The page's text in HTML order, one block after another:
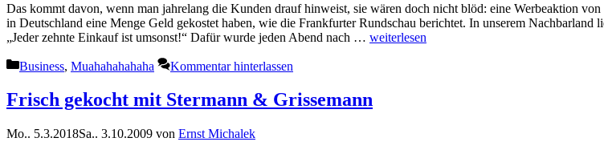
Das kommt davon, wenn man jahrelang die Kunden drauf hinweist, sie wären doch nicht blöd: eine Werbeaktion
in Deutschland eine Menge Geld gekostet haben, wie die Frankfurter Rundschau berichtet. In unserem Nachbarland
„Jeder zehnte Einkauf ist umsonst!“ Dafür wurde jeden Abend nach … weiterlesen
Kategorien
Business, Muahahahahaha Kommentar hinterlassen
Frisch gekocht mit Stermann & Grissemann
Mo.. 5.3.2018Sa.. 3.10.2009 von Ernst Michalek